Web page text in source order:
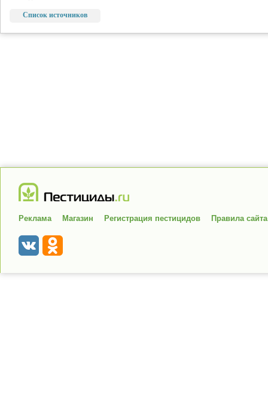
Список источников
Реклама Магазин Регистрация пестицидов Правила сайта